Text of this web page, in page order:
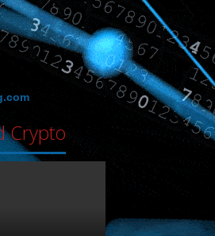
Crypto